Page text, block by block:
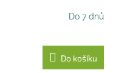
R
M
A
Do 7 dnů
Do košíku